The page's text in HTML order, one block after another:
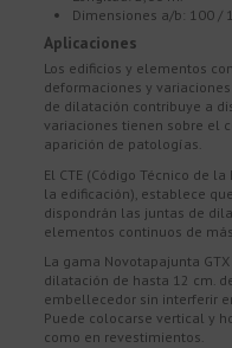
Dimensiones a/b: 100 /
Aplicaciones
Los edificios y elementos
deformaciones y
de dilatación contribuye a
variaciones tienen sobre el
aparición de patologías.
El CTE (Código Técnico de
la edificación), establece
dispondrán las juntas de
elementos continuos de
La gama Novotapajunta
dilatación de hasta 12 cm.
embellecedor sin interferir
Puede colocarse vertical y
como en revestimientos.